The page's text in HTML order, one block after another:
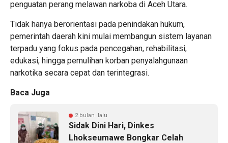
penguatan perang melawan narkoba di Aceh Utara.
Tidak hanya berorientasi pada penindakan hukum,
pemerintah daerah kini mulai membangun sistem layanan
terpadu yang fokus pada pencegahan, rehabilitasi,
edukasi, hingga pemulihan korban penyalahgunaan
narkotika secara cepat dan terintegrasi.
Baca Juga
2 bulan lalu
Sidak Dini Hari, Dinkes
Lhokseumawe Bongkar Celah